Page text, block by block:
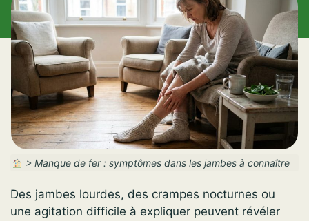
> Manque de fer : symptômes dans les jambes à connaître
Des jambes lourdes, des crampes nocturnes ou
une agitation difficile à expliquer peuvent révéler